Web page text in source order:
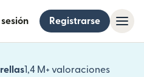
sesión Registrarse
1,4 M+ valoraciones